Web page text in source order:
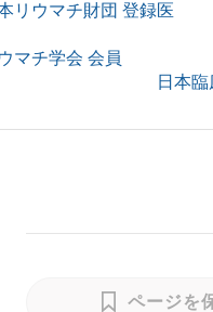
リウマチ財団 登録医
マチ学会 会員
日本
ページを